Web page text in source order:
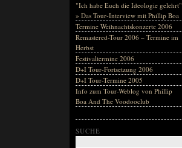
"Ich habe Euch die Ideologie gelehrt"
» Das Tour-Interview mit Phillip Boa
Termine Weihnachtskonzerte 2006
Remastered-Tour 2006 – Termine im
Herbst
Festivaltermine 2006
D+I Tour-Fortsetzung 2006
D+I Tour-Termine 2005
Info zum Tour-Weblog von Phillip
Boa And The Voodooclub
SUCHE